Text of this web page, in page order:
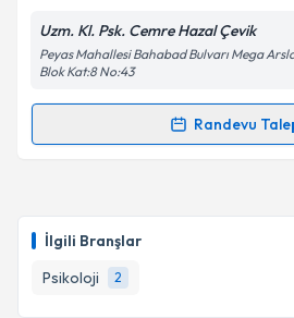
İlgili Branşlar
Psikoloji
2
Uzm. Kl. Psk. Cemre Hazal Çevik
Peyas Mahallesi Bahabad Bulvarı Mega
Blok Kat:8 No:43
Randevu
Randevu Takvimi Talebi
almanız için bir takvim
bilgilendireceğiz.